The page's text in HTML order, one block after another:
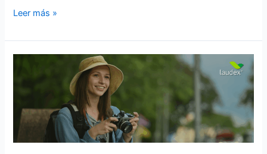
Leer más »
mejores
temporadas
estudiar
el